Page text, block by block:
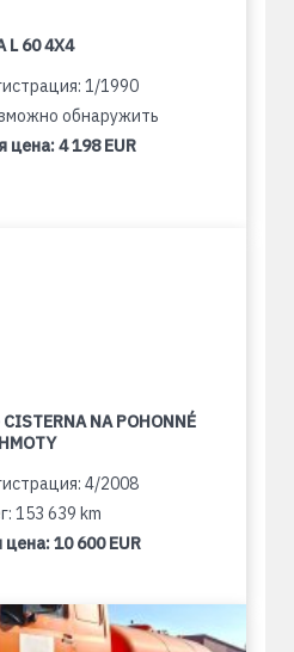
L 60 4X4
1/1990
обнаружить
цена:4 198 EUR
NA POHONNÉ
HMOTY
4/2008
153 639 km
цена:10 600 EUR